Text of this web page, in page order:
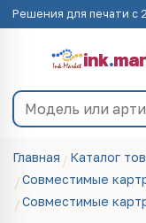
Решения для печати с
ink.
Главная
Каталог
Совместимые
Совместимые